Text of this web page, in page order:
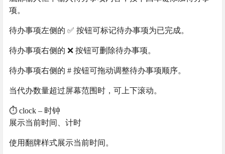
项。
待办事项左侧的 ✅ 按钮可标记待办事项为已完成。
待办事项右侧的 ❌ 按钮可删除待办事项。
待办事项右侧的 # 按钮可拖动调整待办事项顺序。
当代办数量超过屏幕范围时，可上下滚动。
⏱️ clock – 时钟
展示当前时间、计时
使用翻牌样式展示当前时间。